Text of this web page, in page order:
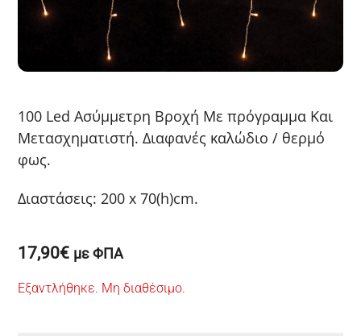
100 Led Ασύμμετρη Βροχή Με πρόγραμμα Και
Μετασχηματιστή. Διαφανές καλώδιο / θερμό
φως.
Διαστάσεις: 200 x 70(h)cm.
17,90€ με ΦΠΑ
Εξαντλήθηκε. Μη διαθέσιμο.